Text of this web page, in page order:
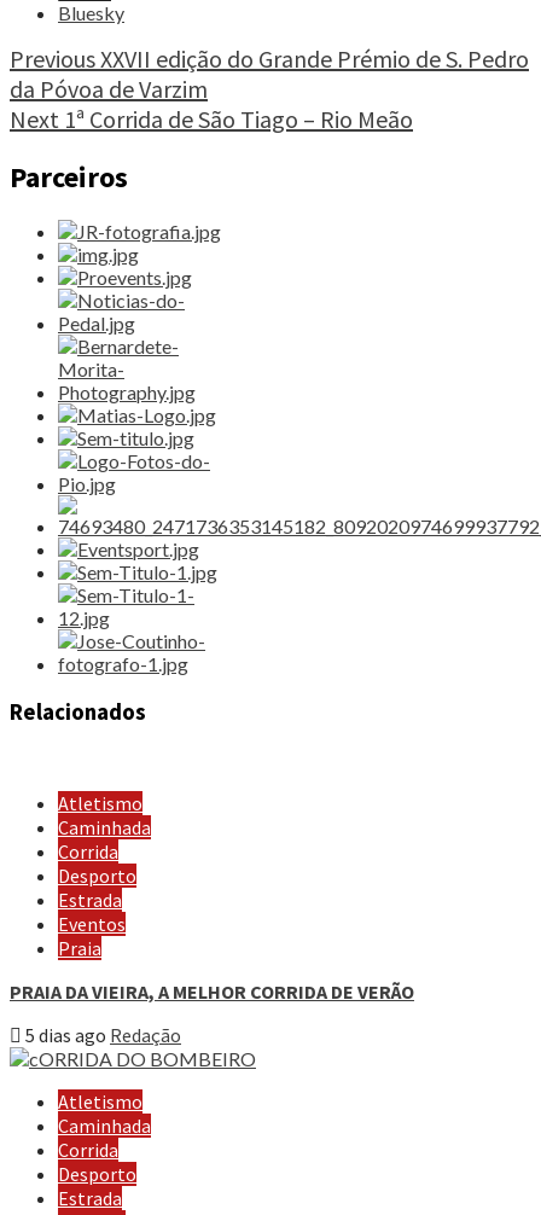
CORRER
2015"
Bluesky
Continue
Reading
PreviousXXVII edição do Grande Prémio de S. Pedro
da Póvoa de Varzim
Next 1ª Corrida de São Tiago – Rio Meão
Parceiros
Relacionados
Atletismo
Caminhada
Corrida
Desporto
Estrada
Eventos
Praia
PRAIA DA VIEIRA, A MELHOR CORRIDA DE VERÃO
5 dias ago Redação
Atletismo
Caminhada
Corrida
Desporto
Estrada